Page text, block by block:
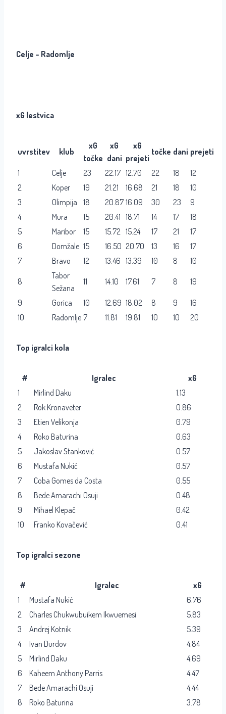
Celje – Radomlje
xG lestvica
uvrstitev klub
xG
točke
xG
dani
xG
prejeti
točke dani prejeti
1 Celje 23 22.17 12.70 22 18
12
2
Koper 19 21.21 16.68 21 18
10
3
Olimpija 18 20.87 16.09 30 23
9
4
Mura 15 20.41 18.71 14 17
18
5
Maribor 15 15.72 15.24 17 21
17
6
Domžale 15 16.50 20.70 13 16
17
7
Bravo 12 13.46 13.39 10 8 10
8
Tabor
Sežana
11 14.10 17.61 7 8 19
9 Gorica 10 12.69 18.02 8 9
16
10
Radomlje 7 11.81 19.81 10 10 20
Top igralci kola
# Igralec
xG
1
Mirlind Daku
1.13
2
Rok Kronaveter
0.86
3
Etien Velikonja
0.79
4
Roko Baturina
0.63
5
Jakoslav Stanković
0.57
6
Mustafa Nukić
0.57
7
Coba Gomes da Costa
0.55
8
Bede Amarachi Osuji
0.48
9
Mihael Klepač
0.42
10
Franko Kovačević 0.41
Top igralci sezone
# Igralec
xG
1
Mustafa Nukić
6.76
2
Charles Chukwubuikem Ikwuemesi
5.83
3
Andrej Kotnik
5.39
4
Ivan Durdov
4.84
5
Mirlind Daku
4.69
6
Kaheem Anthony Parris
4.47
7
Bede Amarachi Osuji
4.44
8
Roko Baturina
3.78